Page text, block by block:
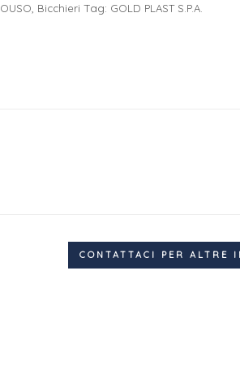
, Bicchieri Tag: GOLD PLAST S.P.A.
CONTATTACI PER ALTRE